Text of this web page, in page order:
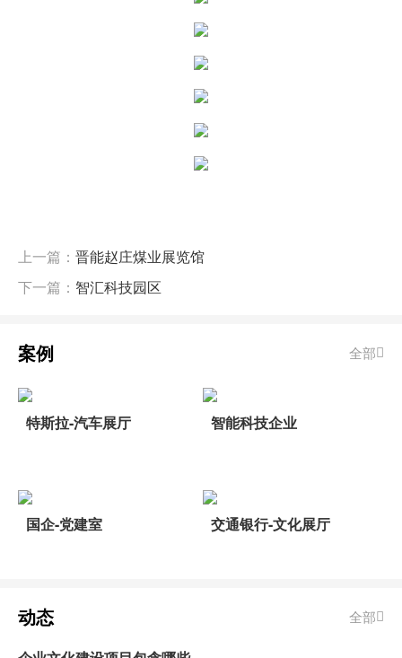
上一篇： 晋能赵庄煤业展览馆
下一篇： 智汇科技园区
案例 全部
特斯拉-汽车展厅 智能科技企业
国企-党建室 交通银行-文化展厅
动态 全部